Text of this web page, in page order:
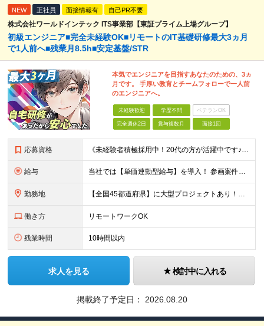
NEW 正社員 面接情報有 自己PR不要
株式会社ワールドインテック ITS事業部【東証プライム上場グループ】
初級エンジニア■完全未経験OK■リモートのIT基礎研修最大3ヵ月
で1人前へ■残業月8.5h■安定基盤/STR
本気でエンジニアを目指すあなたのための、3ヵ
月です。 手厚い教育とチームフォローで一人前
のエンジニアへ。
未経験歓迎 学歴不問 ベテランOK
完全週休2日 賞与複数月 面接1回
応募資格 《未経験者積極採用中！20代の方が活躍中です♪》 ◎約4割が実務未経験入社！ ■学歴・職歴は一切問いません！ ■第二新卒の方もお気軽にご相談ください♪ ■入社してから数年は、転勤の可能性があります
給与 当社では【単価連動型給与】を導入！ 参画案件の契約単価に連動して給与が決定。 還元率は単価の【70％～80％】と東証プライム上場グループとして高水準です！（社会保険料・教育コスト含む） ■関東：月給
勤務地 【全国45都道府県】に大型プロジェクトあり！※ 四国・沖縄を除く 主要勤務地： 北海道/宮城県/栃木県/埼玉県/千葉県/東京都/神奈川県/愛知県/大阪府/京都府/兵庫県/広島県/福岡県/熊本県 ※勤
働き方 リモートワークOK
残業時間 10時間以内
求人を見る 検討中に入れる
掲載終了予定日： 2026.08.20